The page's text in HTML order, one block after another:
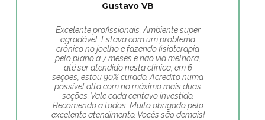
Gustavo VB
Excelente profissionais. Ambiente super
agradável. Estava com um problema
crônico no joelho e fazendo fisioterapia
pelo plano a 7 meses e não via melhora,
até ser atendido nesta clínica, em 6
seções, estou 90% curado. Acredito numa
possível alta com no máximo mais duas
seções. Vale cada centavo investido.
Recomendo a todos. Muito obrigado pelo
excelente atendimento. Vocês são demais!